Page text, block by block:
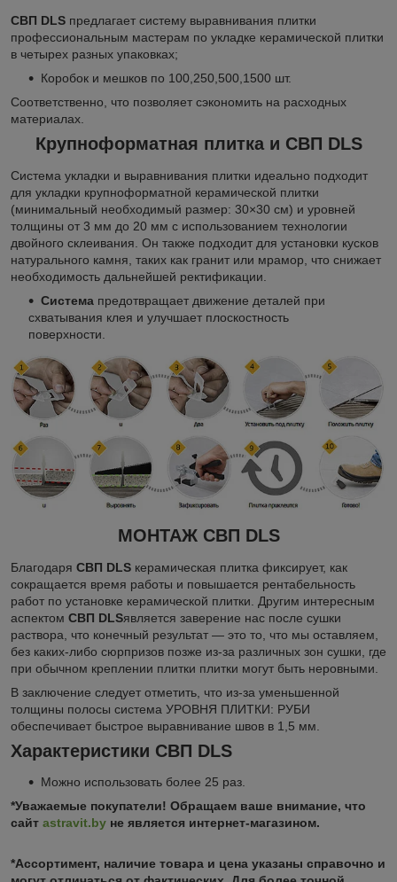
СВП DLS предлагает систему выравнивания плитки
профессиональным мастерам по укладке керамической плитки
в четырех разных упаковках;
Коробок и мешков по 100,250,500,1500 шт.
Соответственно, что позволяет сэкономить на расходных
материалах.
Крупноформатная плитка и СВП DLS
Система укладки и выравнивания плитки идеально подходит
для укладки крупноформатной керамической плитки
(минимальный необходимый размер: 30×30 см) и уровней
толщины от 3 мм до 20 мм с использованием технологии
двойного склеивания. Он также подходит для установки кусков
натурального камня, таких как гранит или мрамор, что снижает
необходимость дальнейшей ректификации.
Система предотвращает движение деталей при
схватывания клея и улучшает плоскостность
поверхности.
МОНТАЖ СВП DLS
Благодаря СВП DLS керамическая плитка фиксирует, как
сокращается время работы и повышается рентабельность
работ по установке керамической плитки. Другим интересным
аспектом СВП DLSявляется заверение нас после сушки
раствора, что конечный результат — это то, что мы оставляем,
без каких-либо сюрпризов позже из-за различных зон сушки, где
при обычном креплении плитки плитки могут быть неровными.
В заключение следует отметить, что из-за уменьшенной
толщины полосы система УРОВНЯ ПЛИТКИ: РУБИ
обеспечивает быстрое выравнивание швов в 1,5 мм.
Характеристики СВП DLS
Можно использовать более 25 раз.
*Уважаемые покупатели! Обращаем ваше внимание, что
сайт astravit.by не является интернет-магазином.
*Ассортимент, наличие товара и цена указаны справочно и